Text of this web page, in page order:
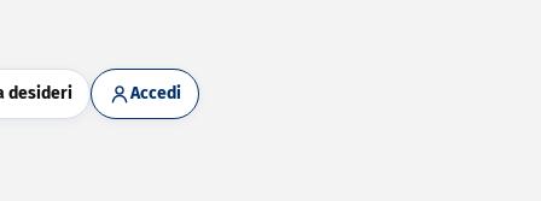
desideri Accedi